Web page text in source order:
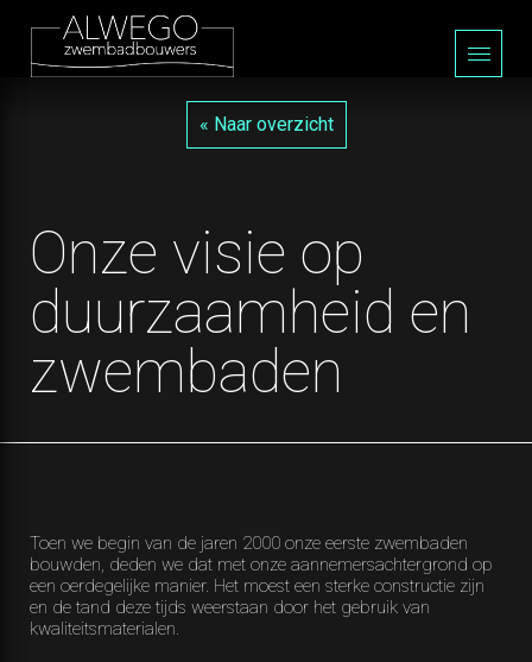
Onze visie op
duurzaamheid en
zwembaden
« Naar overzicht
Toen we begin van de jaren 2000 onze eerste zwembaden
bouwden, deden we dat met onze aannemersachtergrond op
een oerdegelijke manier. Het moest een sterke constructie zijn
en de tand deze tijds weerstaan door het gebruik van
kwaliteitsmaterialen.